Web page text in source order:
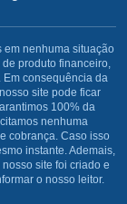
em nenhuma situação
produto financeiro,
consequência da
site pode ficar
100% da
nenhuma
cobrança. Caso isso
instante. Ademais,
site foi criado e
o nosso leitor.